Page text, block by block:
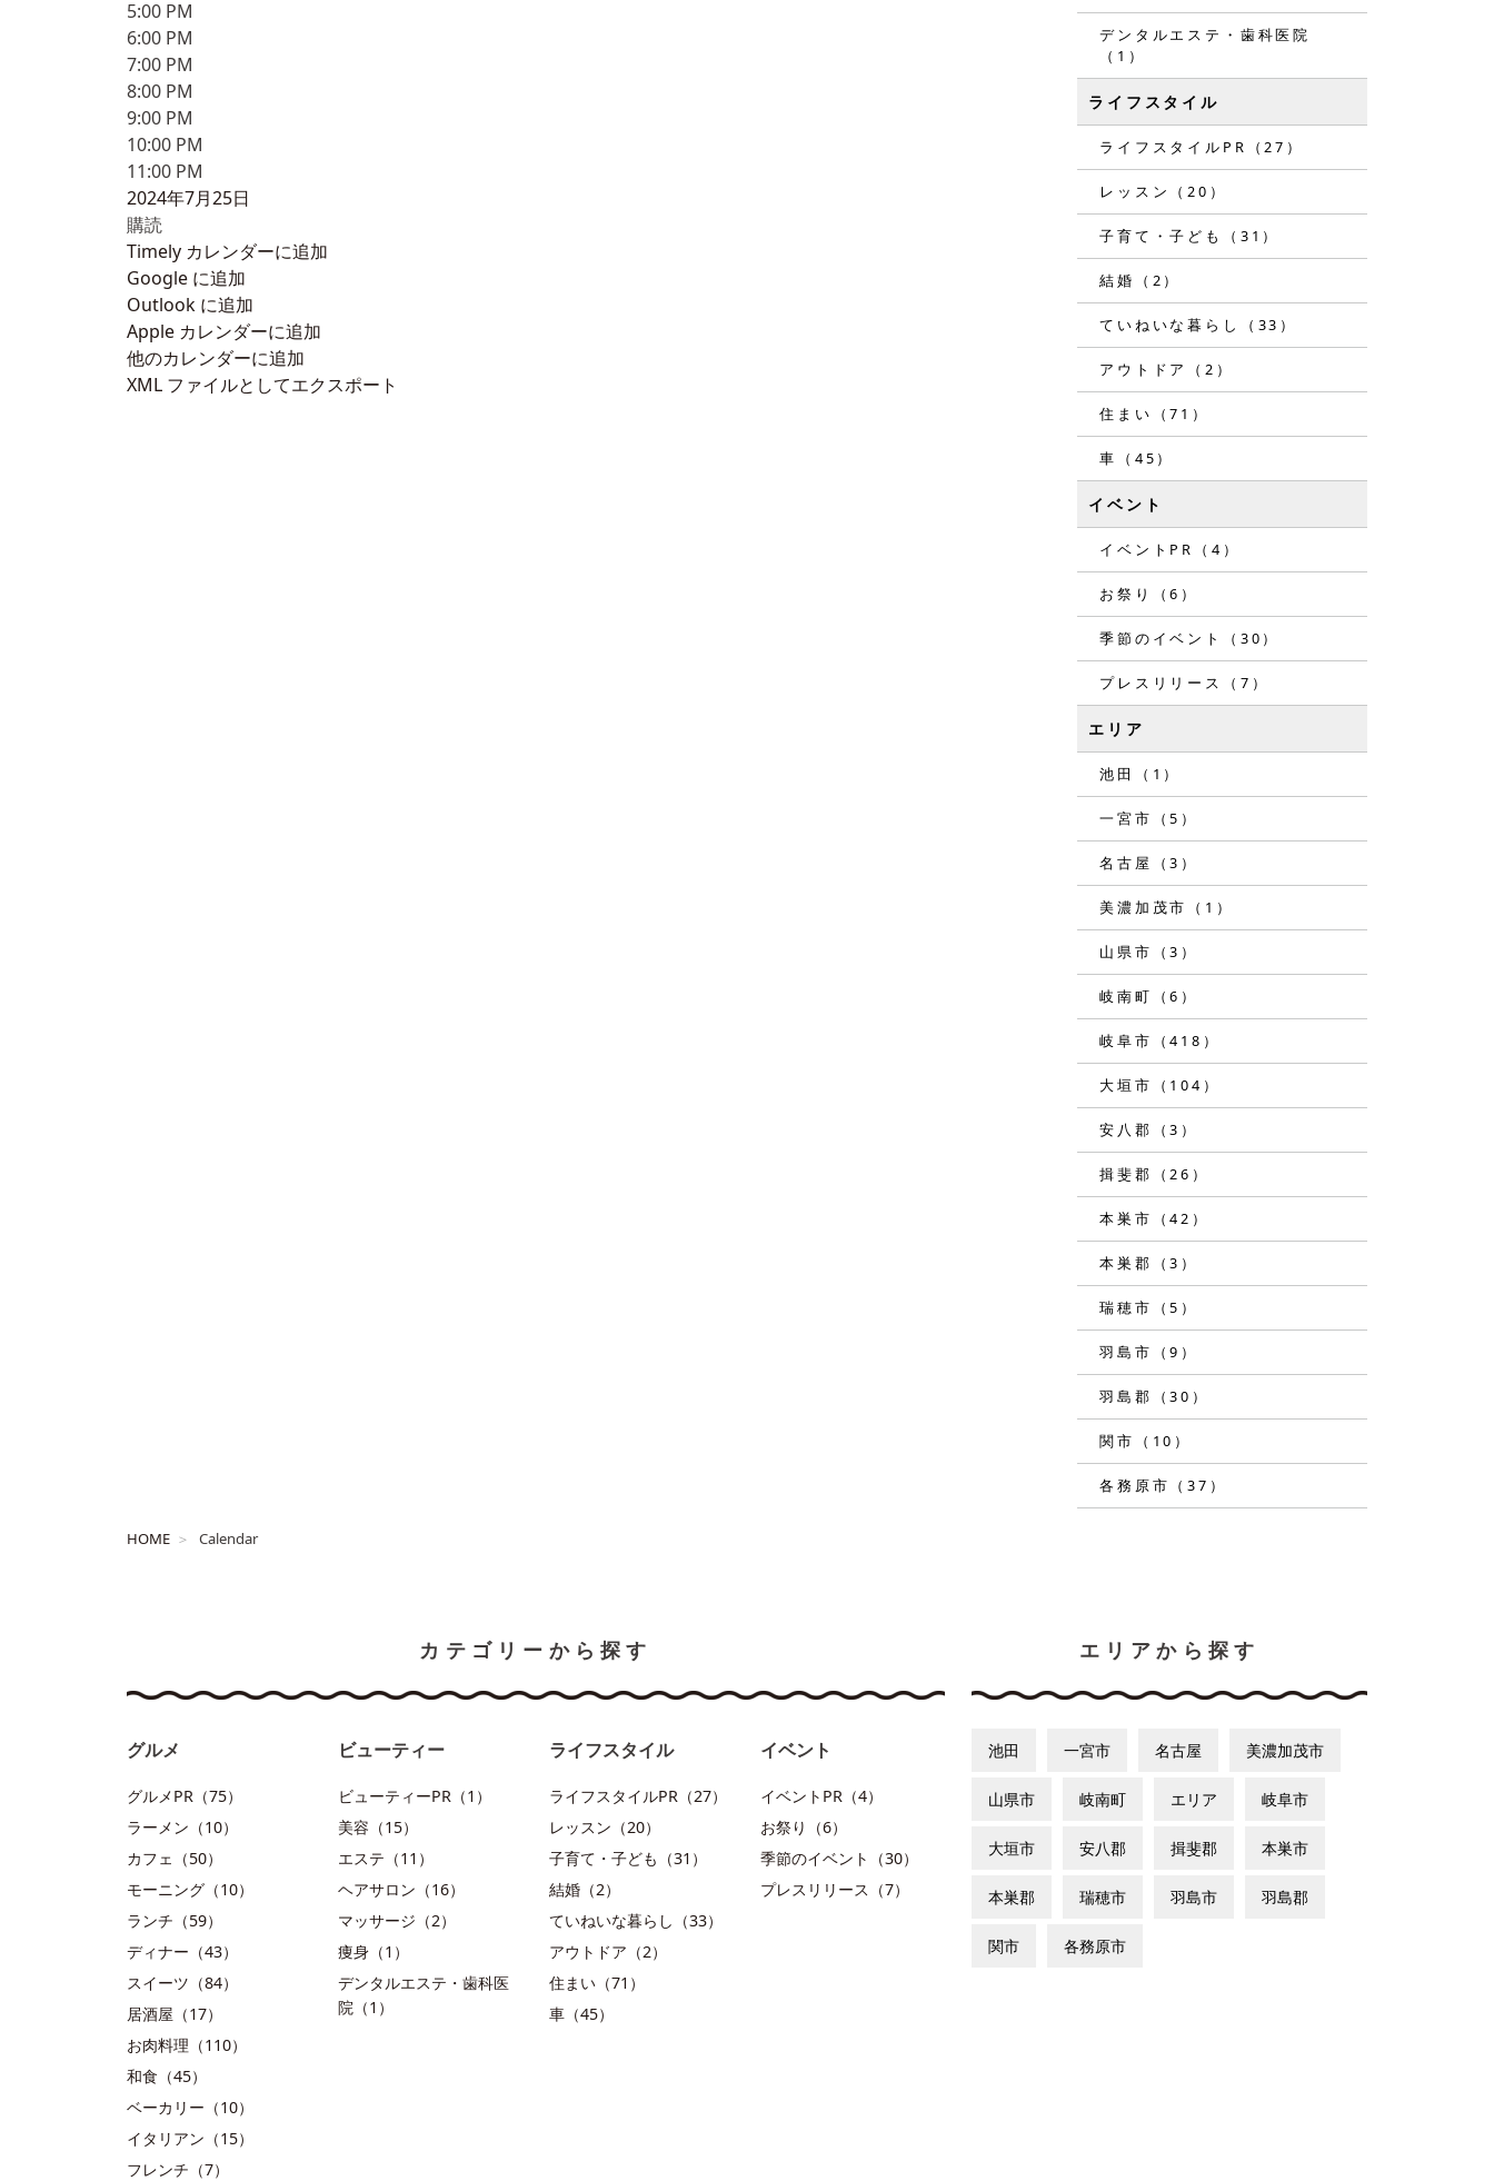
5:00 PM
6:00 PM
7:00 PM
8:00 PM
9:00 PM
10:00 PM
11:00 PM
2024年7月25日
購読
Timely カレンダーに追加
Google に追加
Outlook に追加
Apple カレンダーに追加
他のカレンダーに追加
XML ファイルとしてエクスポート
デンタルエステ・歯科医院
（1）
ライフスタイル
ライフスタイルPR（27）
レッスン（20）
子育て・子ども（31）
結婚（2）
ていねいな暮らし（33）
アウトドア（2）
住まい（71）
車（45）
イベント
イベントPR（4）
お祭り（6）
季節のイベント（30）
プレスリリース（7）
エリア
池田（1）
一宮市（5）
名古屋（3）
美濃加茂市（1）
山県市（3）
岐南町（6）
岐阜市（418）
大垣市（104）
安八郡（3）
揖斐郡（26）
本巣市（42）
本巣郡（3）
瑞穂市（5）
羽島市（9）
羽島郡（30）
関市（10）
各務原市（37）
HOME Calendar
カテゴリーから探す
グルメ
グルメPR（75）
ラーメン（10）
カフェ（50）
モーニング（10）
ランチ（59）
ディナー（43）
スイーツ（84）
居酒屋（17）
お肉料理（110）
和食（45）
ベーカリー（10）
イタリアン（15）
フレンチ（7）
ビューティー
ビューティーPR（1）
美容（15）
エステ（11）
ヘアサロン（16）
マッサージ（2）
痩身（1）
デンタルエステ・歯科医
院（1）
ライフスタイル
ライフスタイルPR（27）
レッスン（20）
子育て・子ども（31）
結婚（2）
ていねいな暮らし（33）
アウトドア（2）
住まい（71）
車（45）
イベント
イベントPR（4）
お祭り（6）
季節のイベント（30）
プレスリリース（7）
エリアから探す
池田 一宮市 名古屋 美濃加茂市
山県市 岐南町 エリア 岐阜市
大垣市 安八郡 揖斐郡 本巣市
本巣郡 瑞穂市 羽島市 羽島郡
関市 各務原市